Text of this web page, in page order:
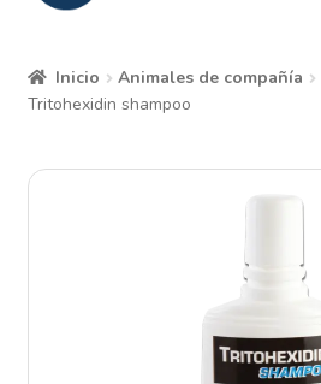
navegación
Institucional
Productos
Inicio Animales de compañía
Tritohexidin shampoo